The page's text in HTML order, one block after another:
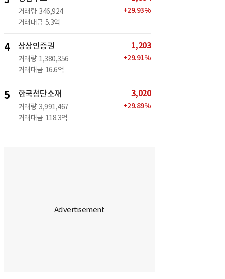
거래량 346,924
거래대금 5.3억
+29.93%
4 상상인증권
거래량 1,380,356
거래대금 16.6억
1,203
+29.91%
5 한국첨단소재
거래량 3,991,467
거래대금 118.3억
3,020
+29.89%